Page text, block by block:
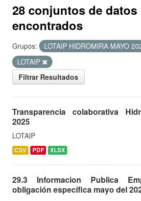
28 conjuntos de datos
encontrados
Grupos: LOTAIP HIDROMIRA MAYO
LOTAIP
Filtrar Resultados
Transparencia colaborativa
2025
LOTAIP
CSV PDF XLSX
29.3 Informacion Publica
obligación específica mayo del